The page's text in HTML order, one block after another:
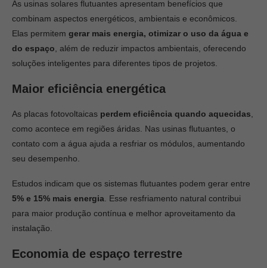
As usinas solares flutuantes apresentam benefícios que
combinam aspectos energéticos, ambientais e econômicos.
Elas permitem gerar mais energia, otimizar o uso da água e
do espaço , além de reduzir impactos ambientais, oferecendo
soluções inteligentes para diferentes tipos de projetos.
Maior eficiência energética
As placas fotovoltaicas perdem eficiência quando aquecidas
como acontece em regiões áridas. Nas usinas flutuantes, o
contato com a água ajuda a resfriar os módulos, aumentando
seu desempenho.
Estudos indicam que os sistemas flutuantes podem gerar entre
5% e 15% mais energia . Esse resfriamento natural contribui
para maior produção contínua e melhor aproveitamento da
instalação.
Economia de espaço terrestre